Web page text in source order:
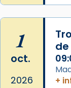
Photo
1
oct.
2026
de
+